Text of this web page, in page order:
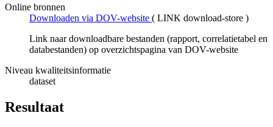
Online bronnen
Downloaden via DOV-website ( LINK download-store )
Link naar downloadbare bestanden (rapport, correlatietabel en
databestanden) op overzichtspagina van DOV-website
Niveau kwaliteitsinformatie
dataset
Resultaat